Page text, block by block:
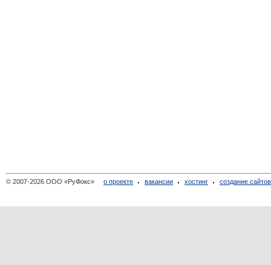
© 2007-2026 ООО «РуФокс» о проекте вакансии хостинг создание сайтов